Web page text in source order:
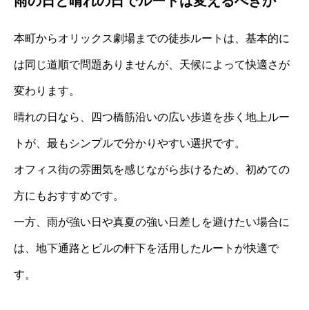
本町からオリックス劇場までの徒歩ルートは、基本的に
は同じ道順で問題ありませんが、天候によって快適さが
変わります。
晴れの日なら、四つ橋筋沿いの広い歩道を歩く地上ルー
トが、最もシンプルで分かりやすい選択です。
オフィス街の雰囲気を感じながら歩けるため、初めての
方にもおすすめです。
一方、雨が強い日や真夏の強い日差しを避けたい場合に
は、地下通路とビルの軒下を活用したルートが快適で
す。